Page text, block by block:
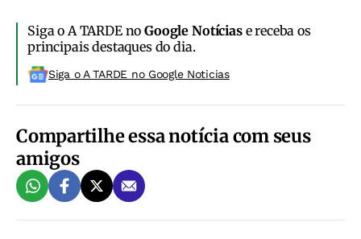
Siga o A TARDE noGoogle Notíciase receba os
principais destaques do dia.
Siga o A TARDE no Google Noticias
Compartilhe essa notícia com seus
amigos